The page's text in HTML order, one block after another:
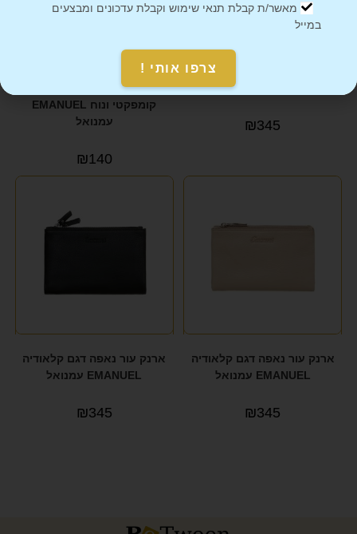
ארנק עור נאפה דגם קלאודיה
₪345
לכרטיסים\מטבעות\שטרות
קומפקטי ונוח EMANUEL
עמנואל
₪140
ארנק עור נאפה דגם קלאודיה
EMANUEL עמנואל
₪345
ארנק עור נאפה דגם קלאודיה
EMANUEL עמנואל
₪345
מאשר/ת קבלת תנאי שימוש וקבלת עדכונים ומבצעים
במייל
צרפו אותי !